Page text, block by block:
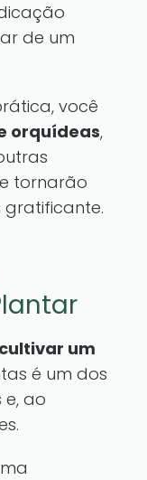
de um
você
orquídeas,
tornarão
gratificante.
um
é um dos
ao